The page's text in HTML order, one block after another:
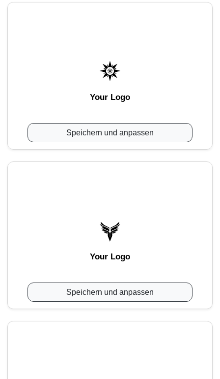
Your Logo
Speichern und anpassen
Your Logo
Speichern und anpassen